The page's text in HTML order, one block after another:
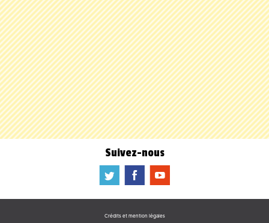
Suivez-nous
a b f
Crédits et mention légales